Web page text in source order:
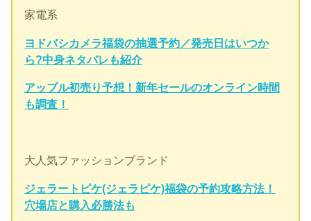
家電系
ヨドバシカメラ福袋の抽選予約／発売日はいつか
ら?中身ネタバレも紹介
アップル初売り予想！新年セールのオンライン時間
も調査！
大人気ファッションブランド
ジェラートピケ(ジェラピケ)福袋の予約攻略方法！
穴場店と購入必勝法も